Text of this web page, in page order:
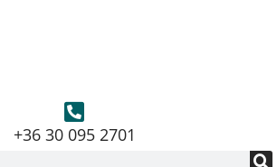
+36 30 095 2701